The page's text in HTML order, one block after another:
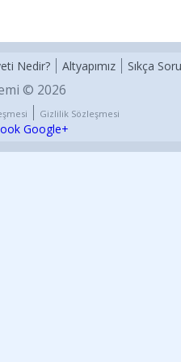
Nedir? Altyapımız Sıkça
© 2026
Gizlilik Sözleşmesi
Google+